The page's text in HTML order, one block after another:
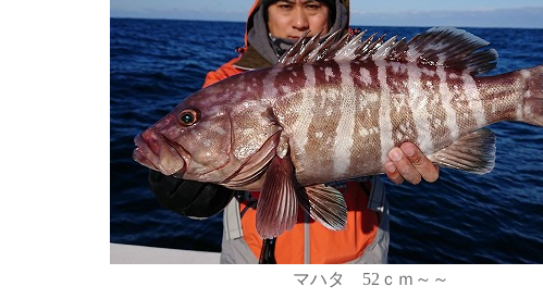
マハタ 52ｃｍ～～